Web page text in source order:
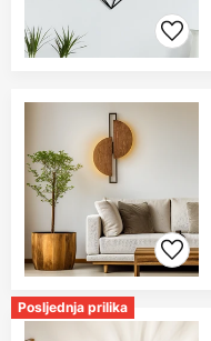
Posljednja prilika